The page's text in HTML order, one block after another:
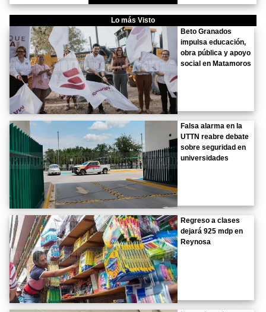
Lo más Visto
Beto Granados
impulsa educación,
obra pública y apoyo
social en Matamoros
Falsa alarma en la
UTTN reabre debate
sobre seguridad en
universidades
Regreso a clases
dejará 925 mdp en
Reynosa